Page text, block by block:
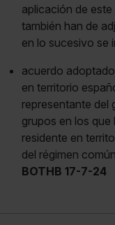
aplicación de
también han de
en lo sucesivo se
acuerdo
en territorio
representante del
grupos en los que
residente en
del régimen
BOTHB 17-7-24